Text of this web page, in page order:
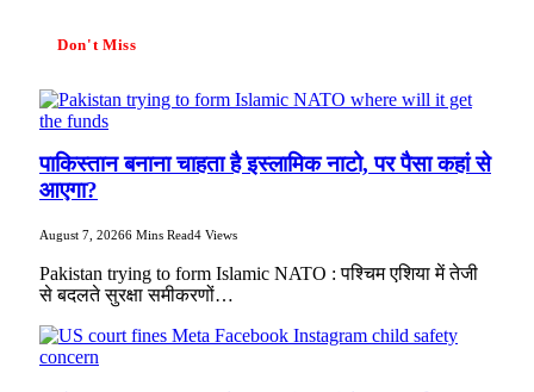
Don't Miss
पाकिस्तान बनाना चाहता है इस्लामिक नाटो, पर पैसा कहां से
आएगा?
August 7, 20266 Mins Read4 Views
Pakistan trying to form Islamic NATO : पश्चिम एशिया में तेजी
से बदलते सुरक्षा समीकरणों…